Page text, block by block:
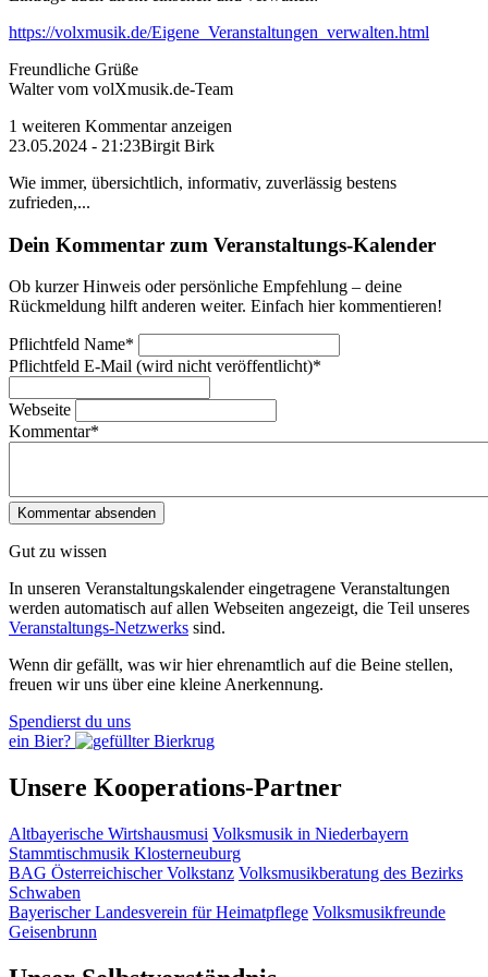
https://volxmusik.de/Eigene_Veranstaltungen_verwalten.html
Freundliche Grüße
Walter vom volXmusik.de-Team
1 weiteren Kommentar anzeigen
23.05.2024 - 21:23Birgit Birk
Wie immer, übersichtlich, informativ, zuverlässig bestens
zufrieden,...
Dein Kommentar zum Veranstaltungs-Kalender
Ob kurzer Hinweis oder persönliche Empfehlung – deine
Rückmeldung hilft anderen weiter. Einfach hier kommentieren!
Pflichtfeld Name*
Pflichtfeld E-Mail (wird nicht veröffentlicht)*
Webseite
Kommentar*
Gut zu wissen
In unseren Veranstaltungskalender eingetragene Veranstaltungen
werden automatisch auf allen Webseiten angezeigt, die Teil unseres
Veranstaltungs-Netzwerks sind.
Wenn dir gefällt, was wir hier ehrenamtlich auf die Beine stellen,
freuen wir uns über eine kleine Anerkennung.
Spendierst du uns
ein Bier?
Unsere Kooperations-Partner
Altbayerische Wirtshausmusi Volksmusik in Niederbayern
Stammtischmusik Klosterneuburg
BAG Österreichischer Volkstanz Volksmusikberatung des Bezirks
Schwaben
Bayerischer Landesverein für Heimatpflege Volksmusikfreunde
Geisenbrunn